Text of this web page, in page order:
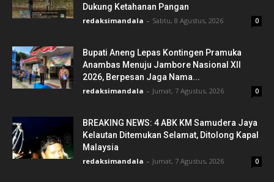
Dukung Ketahanan Pangan
redaksimandala - Sabtu, 8 Agustus, 2026 0
Bupati Aneng Lepas Kontingen Pramuka
Anambas Menuju Jambore Nasional XII
2026, Berpesan Jaga Nama...
redaksimandala - Jumat, 7 Agustus, 2026 0
BREAKING NEWS: 4 ABK KM Samudera Jaya
Kelautan Ditemukan Selamat, Ditolong Kapal
Malaysia
redaksimandala - Jumat, 7 Agustus, 2026 0